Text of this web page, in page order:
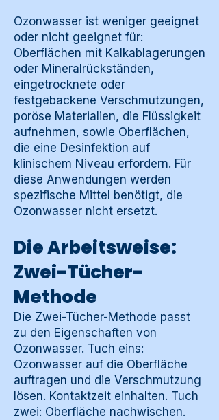
Ozonwasser ist weniger geeignet
oder nicht geeignet für:
Oberflächen mit Kalkablagerungen
oder Mineralrückständen,
eingetrocknete oder
festgebackene Verschmutzungen,
poröse Materialien, die Flüssigkeit
aufnehmen, sowie Oberflächen,
die eine Desinfektion auf
klinischem Niveau erfordern. Für
diese Anwendungen werden
spezifische Mittel benötigt, die
Ozonwasser nicht ersetzt.
Die Arbeitsweise:
Zwei-Tücher-
Methode
Die Zwei-Tücher-Methode passt
zu den Eigenschaften von
Ozonwasser. Tuch eins:
Ozonwasser auf die Oberfläche
auftragen und die Verschmutzung
lösen. Kontaktzeit einhalten. Tuch
zwei: Oberfläche nachwischen.